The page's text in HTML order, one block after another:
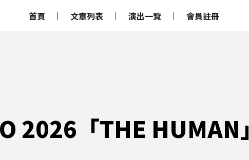
首頁 文章列表 演出一覽 會員註冊
2026「THE HUMAN」